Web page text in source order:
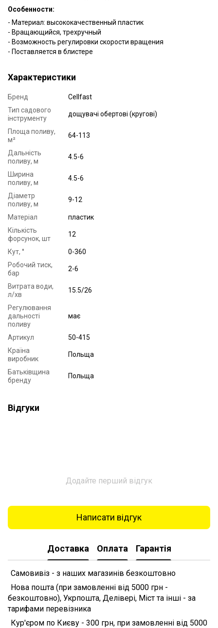
Особенности:
- Материал: высококачественный пластик
- Вращающийся, трехручный
- Возможность регулировки скорости вращения
- Поставляется в блистере
Характеристики
Бренд
Cellfast
Тип садового
інструменту
дощувачі обертові (кругові)
Площа поливу,
м²
64-113
Дальність
поливу, м
4.5-6
Ширина
поливу, м
4.5-6
Діаметр
поливу, м
9-12
Матеріал
пластик
Кількість
форсунок, шт
12
Кут, °
0-360
Робочий тиск,
бар
2-6
Витрата води,
л/хв
15.5/26
Регулювання
дальності
поливу
має
Артикул
50-415
Країна
виробник
Польща
Батьківщина
бренду
Польща
Відгуки
Додайте перший відгук
Написати відгук
Доставка Оплата Гарантія
Самовивіз - з наших магазинів безкоштовно
Нова пошта (при замовленні від 5000 грн -
безкоштовно), Укрпошта, Делівері, Міст та інші - за
тарифами перевізника
Кур'єром по Києву - 300 грн, при замовленні від 5000